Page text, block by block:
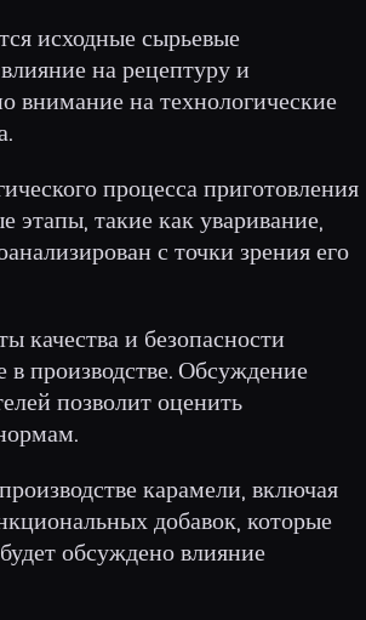
исходные сырьевые
на рецептуру и
внимание на технологические
процесса приготовления
этапы, такие как уваривание,
с точки зрения его
качества и безопасности
производстве. Обсуждение
позволит оценить
карамели, включая
добавок, которые
обсуждено влияние